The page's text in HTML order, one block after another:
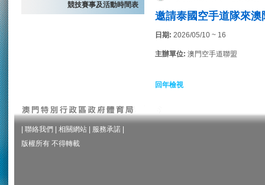
競技賽事及活動時間表
邀請泰國空手道隊來澳
日期: 2026/05/10 ~ 16
主辦單位: 澳門空手道聯盟
回年檢視
聯絡我們 相關網站 服務承諾
版權所有 不得轉載